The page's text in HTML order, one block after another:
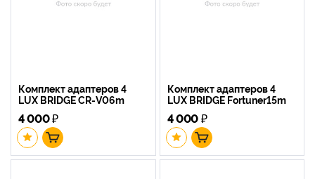
Комплект адаптеров 4
LUX BRIDGE CR-V06m
4 000₽
Комплект адаптеров 4
LUX BRIDGE Fortuner15m
4 000₽